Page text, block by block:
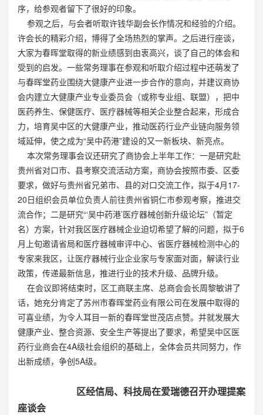
序，给参观者留下了很好的印象。
参观之后，与会者听取许钱华副会长作情况和经验的介绍。
许会长的精彩介绍，博得了全场热烈的掌声。之后进行座谈，
大家为春晖堂取得的新业绩感到由衷高兴，谈了自己的体会和
受到的启发。一些常务理事在参观和听取介绍过程中还萌发了
与春晖堂药业围绕大健康产业进一步合作的意向，并建议商协
会内建立大健康产业专业委员会（或称专业组、联盟），把中
医药养生、保健医疗、医疗器械等相关企业整合起来，形成合
力，培育吴中区的大健康产业，推动医药行业产业链向服务领
域延伸，使之成为“吴中药港”建设的又一新板块、新亮点。
本次常务理事会议还研究了商协会上半年工作：一是研究赴
贵州省对口市、县考察交流活动方案，商协会按照市委、区委
要求，做好与贵州省兄弟市、县的对口交流工作，拟于4月17-
20日组织会员单位负责人前往贵州省铜仁市参观考察，推进交
流合作；二是研究“‘吴中药港’医疗器械创新升级论坛”（暂定
名）方案，针对我区医疗器械企业迫切希望了解的问题，拟于6
月上旬邀请省局和医疗器械审评中心、省医疗器械检测中心的
专家来我区，让医疗器械行业企业家与专家面对面，解读行业
政策，传递最新信息，推进行业的技术升级、品牌升级。
在会议即将结束时，区工商联主席、总商会会长周黎敏讲了
话，她充分肯定了苏州市春晖堂药业有限公司在发展中取得的
可喜业绩，为令人耳目一新的春晖堂世茂店点赞。并就发展大
健康产业、整合资源、安全生产等提出了要求，希望吴中区医
药行业商会在4A级社会组织的基础上，全体会员共同努力，作
出新成绩，争创5A级。
区经信局、科技局在爱瑞德召开办理提案
座谈会